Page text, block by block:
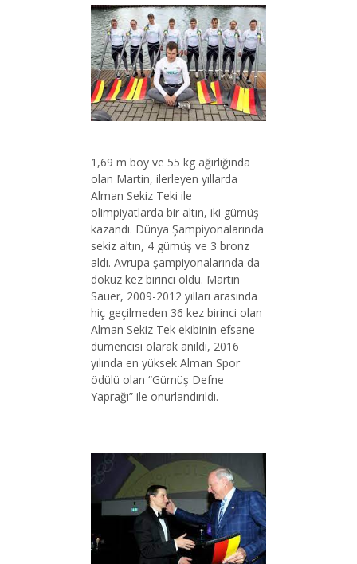
1,69 m boy ve 55 kg ağırlığında
olan Martin, ilerleyen yıllarda
Alman Sekiz Teki ile
olimpiyatlarda bir altın, iki gümüş
kazandı. Dünya Şampiyonalarında
sekiz altın, 4 gümüş ve 3 bronz
aldı. Avrupa şampiyonalarında da
dokuz kez birinci oldu. Martin
Sauer, 2009-2012 yılları arasında
hiç geçilmeden 36 kez birinci olan
Alman Sekiz Tek ekibinin efsane
dümencisi olarak anıldı, 2016
yılında en yüksek Alman Spor
ödülü olan “Gümüş Defne
Yaprağı” ile onurlandırıldı.